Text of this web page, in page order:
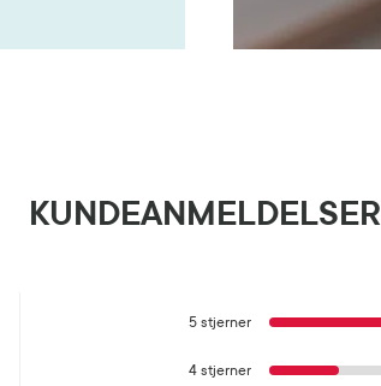
KUNDEANMELDELSER
5 stjerner
4 stjerner